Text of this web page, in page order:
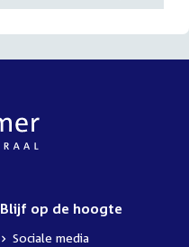
Blijf op de hoogte
Sociale media